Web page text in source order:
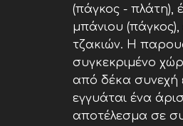
(πάγκος - πλάτη),
μπάνιου (πάγκος),
τζακιών. Η
συγκεκριμένο
από δέκα συνεχή
εγγυάται ένα
αποτέλεσμα σε